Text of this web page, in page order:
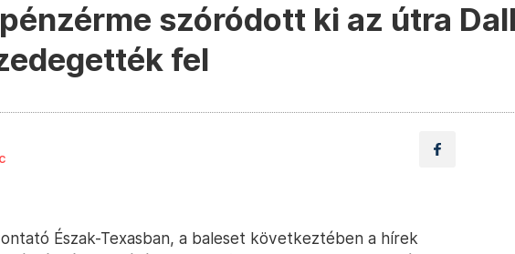
szóródott ki az útra
fel
Észak-Texasban, a baleset következtében a hírek